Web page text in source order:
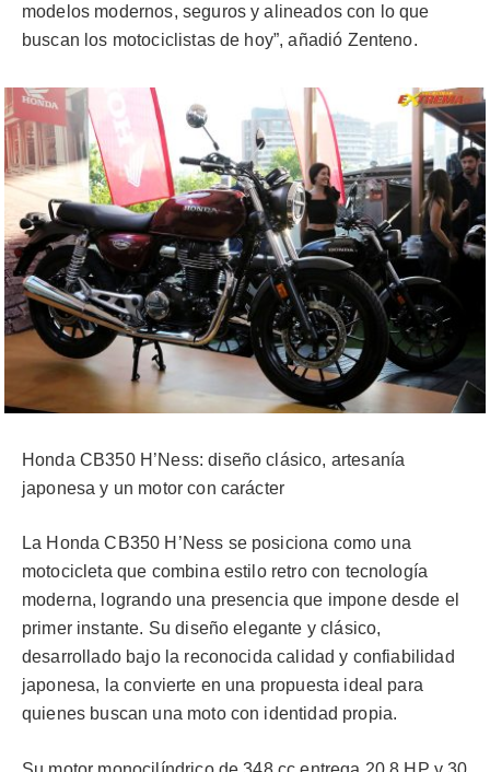
modelos modernos, seguros y alineados con lo que
buscan los motociclistas de hoy”, añadió Zenteno.
Honda CB350 H’Ness: diseño clásico, artesanía
japonesa y un motor con carácter
La Honda CB350 H’Ness se posiciona como una
motocicleta que combina estilo retro con tecnología
moderna, logrando una presencia que impone desde el
primer instante. Su diseño elegante y clásico,
desarrollado bajo la reconocida calidad y confiabilidad
japonesa, la convierte en una propuesta ideal para
quienes buscan una moto con identidad propia.